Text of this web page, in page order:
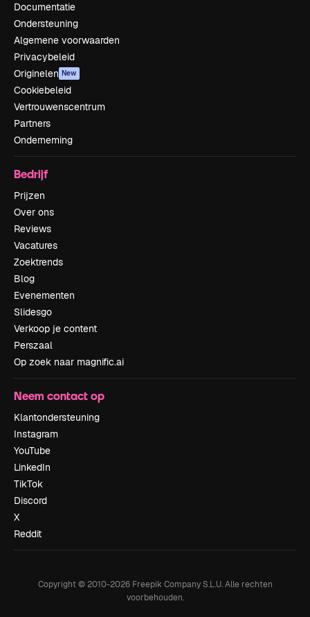
Documentatie
Ondersteuning
Algemene voorwaarden
Privacybeleid
Originelen New
Cookiebeleid
Vertrouwenscentrum
Partners
Onderneming
Bedrijf
Prijzen
Over ons
Reviews
Vacatures
Zoektrends
Blog
Evenementen
Slidesgo
Verkoop je content
Perszaal
Op zoek naar magnific.ai
Neem contact op
Klantondersteuning
Instagram
YouTube
LinkedIn
TikTok
Discord
X
Reddit
Copyright © 2010-2026Freepik Company S.L.U. Alle rechten
voorbehouden.